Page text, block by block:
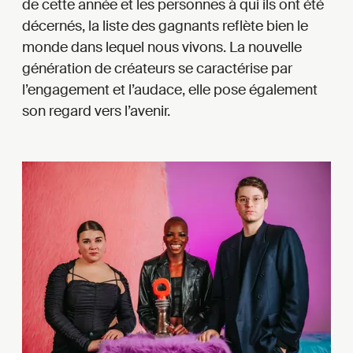
de cette année et les personnes à qui ils ont été
décernés, la liste des gagnants reflète bien le
monde dans lequel nous vivons. La nouvelle
génération de créateurs se caractérise par
l’engagement et l’audace, elle pose également
son regard vers l’avenir.